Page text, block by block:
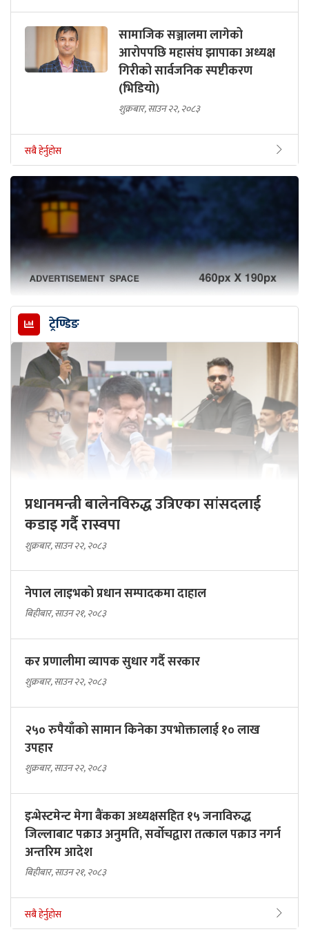
सामाजिक सञ्जालमा लागेको
आरोपपछि महासंघ झापाका अध्यक्ष
गिरीको सार्वजनिक स्पष्टीकरण
(भिडियो)
शुक्रबार, साउन २२, २०८३
सबै हेर्नुहोस
ट्रेण्डिङ
प्रधानमन्त्री बालेनविरुद्ध उत्रिएका सांसदलाई
कडाइ गर्दै रास्वपा
शुक्रबार, साउन २२, २०८३
नेपाल लाइभको प्रधान सम्पादकमा दाहाल
बिहीबार, साउन २१, २०८३
कर प्रणालीमा व्यापक सुधार गर्दै सरकार
शुक्रबार, साउन २२, २०८३
२५० रुपैयाँको सामान किनेका उपभोक्तालाई १० लाख
उपहार
शुक्रबार, साउन २२, २०८३
इन्भेस्टमेन्ट मेगा बैंकका अध्यक्षसहित १५ जनाविरुद्ध
जिल्लाबाट पक्राउ अनुमति, सर्वोचद्वारा तत्काल पक्राउ नगर्न
अन्तरिम आदेश
बिहीबार, साउन २१, २०८३
सबै हेर्नुहोस